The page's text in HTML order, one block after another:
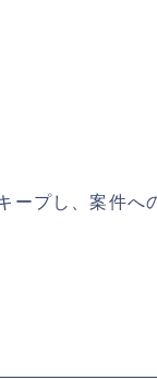
ープし、案件へ